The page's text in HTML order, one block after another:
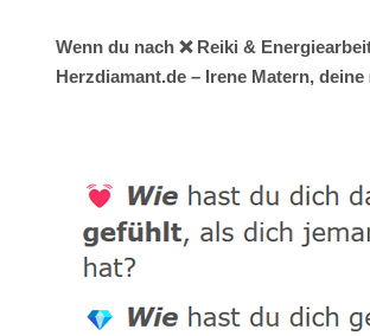
Wenn du nach ❌ Reiki &
Herzdiamant.de – Irene Matern,